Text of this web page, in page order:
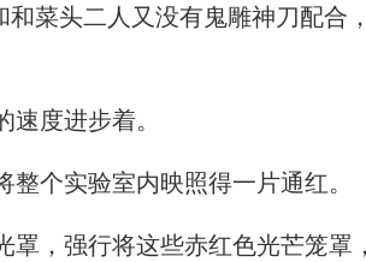
和菜头二人又没有鬼雕神刀配合
度进步着。
个实验室内映照得一片通红。
，强行将这些赤红色光芒笼罩